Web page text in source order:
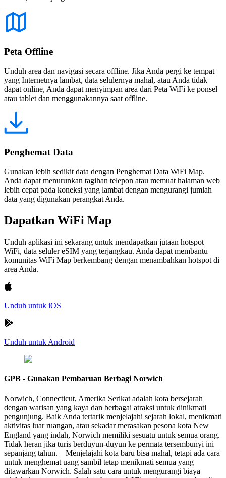
Peta Offline
Unduh area dan navigasi secara offline. Jika Anda pergi ke tempat
yang Internetnya lambat, data selulernya mahal, atau Anda tidak
dapat online, Anda dapat menyimpan area dari Peta WiFi ke ponsel
atau tablet dan menggunakannya saat offline.
Penghemat Data
Gunakan lebih sedikit data dengan Penghemat Data WiFi Map.
Anda dapat menurunkan tagihan telepon atau memuat halaman web
lebih cepat pada koneksi yang lambat dengan mengurangi jumlah
data yang digunakan perangkat Anda.
Dapatkan WiFi Map
Unduh aplikasi ini sekarang untuk mendapatkan jutaan hotspot
WiFi, data seluler eSIM yang terjangkau. Anda dapat membantu
komunitas WiFi Map berkembang dengan menambahkan hotspot di
area Anda.
Unduh untuk iOS
Unduh untuk Android
GPB - Gunakan Pembaruan Berbagi Norwich
Norwich, Connecticut, Amerika Serikat adalah kota bersejarah
dengan warisan yang kaya dan berbagai atraksi untuk dinikmati
pengunjung. Baik Anda tertarik menjelajahi sejarah lokal, menikmati
aktivitas luar ruangan, atau sekadar merasakan pesona kota New
England yang indah, Norwich memiliki sesuatu untuk semua orang.
Tidak heran jika turis berduyun-duyun ke permata tersembunyi ini
sepanjang tahun. Menjelajahi kota baru bisa mahal, tetapi ada cara
untuk menghemat uang sambil tetap menikmati semua yang
ditawarkan Norwich. Salah satu cara untuk mengurangi biaya